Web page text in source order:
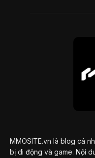
MMOSITE.vn là blog cá
bị di động và game. Nội